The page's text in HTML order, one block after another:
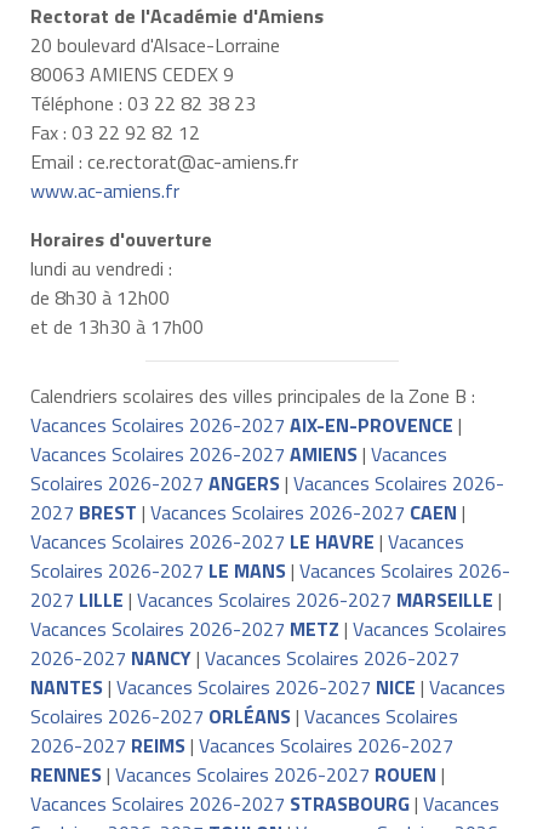
Rectorat de l'Académie d'Amiens
20 boulevard d'Alsace-Lorraine
80063 AMIENS CEDEX 9
Téléphone : 03 22 82 38 23
Fax : 03 22 92 82 12
Email : ce.rectorat@ac-amiens.fr
www.ac-amiens.fr
Horaires d'ouverture
lundi au vendredi :
de 8h30 à 12h00
et de 13h30 à 17h00
Calendriers scolaires des villes principales de la Zone B :
Vacances Scolaires 2026-2027 AIX-EN-PROVENCE |
Vacances Scolaires 2026-2027 AMIENS| Vacances
Scolaires 2026-2027 ANGERS| Vacances Scolaires 2026-
2027 BREST | Vacances Scolaires 2026-2027 CAEN |
Vacances Scolaires 2026-2027 LE HAVRE | Vacances
Scolaires 2026-2027 LE MANS| Vacances Scolaires 2026-
2027 LILLE | Vacances Scolaires 2026-2027 MARSEILLE |
Vacances Scolaires 2026-2027 METZ | Vacances Scolaires
2026-2027 NANCY| Vacances Scolaires 2026-2027
NANTES| Vacances Scolaires 2026-2027 NICE | Vacances
Scolaires 2026-2027 ORLÉANS| Vacances Scolaires
2026-2027 REIMS| Vacances Scolaires 2026-2027
RENNES| Vacances Scolaires 2026-2027 ROUEN |
Vacances Scolaires 2026-2027 STRASBOURG| Vacances